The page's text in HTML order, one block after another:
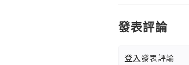
發表評論
登入發表評論